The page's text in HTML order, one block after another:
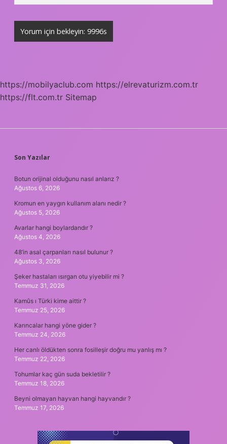
https://mobilyaclub.com https://elrevaturizm.com.tr
https://flt.com.tr Sitemap
SIDEBAR
Son Yazılar
Botun orijinal olduğunu nasıl anlarız ?
Ağustos 6, 2026
Kromun en yaygın kullanım alanı nedir ?
Ağustos 5, 2026
Avarlar hangi boylardandır ?
Ağustos 4, 2026
48’in asal çarpanları nasıl bulunur ?
Ağustos 3, 2026
Şeker hastaları ısırgan otu yiyebilir mi ?
Temmuz 31, 2026
Kamûs ı Türki kime aittir ?
Temmuz 25, 2026
Karıncalar hangi yöne gider ?
Temmuz 24, 2026
Her canlı öldükten sonra fosilleşir doğru mu yanlış mı ?
Temmuz 22, 2026
Tohumlar kaç gün suda bekletilir ?
Temmuz 18, 2026
Beyni olmayan hayvan hangi hayvandır ?
Temmuz 17, 2026